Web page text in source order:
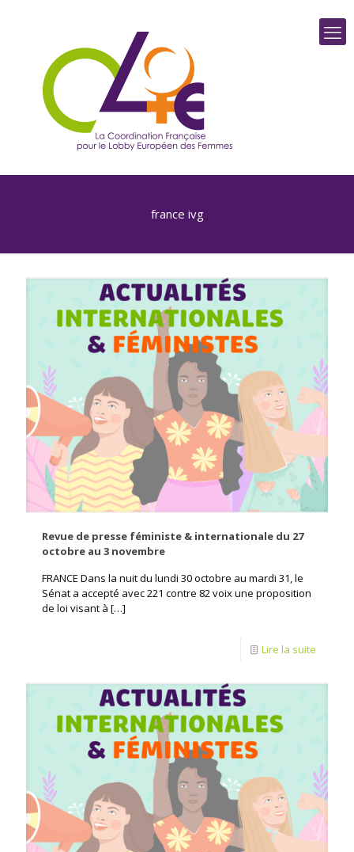
france ivg
Revue de presse féministe & internationale du 27
octobre au 3 novembre
FRANCE Dans la nuit du lundi 30 octobre au mardi 31, le
Sénat a accepté avec 221 contre 82 voix une proposition
de loi visant à […]
Lire la suite